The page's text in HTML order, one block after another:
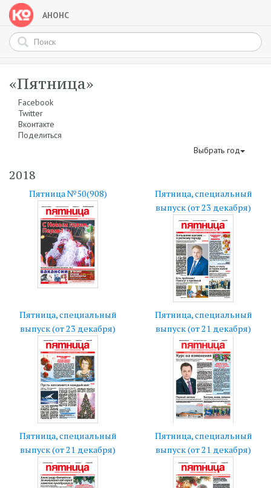
АНОНС
«Пятница»
Facebook
Twitter
Вконтакте
Поделиться
Выбрать год
2018
Пятница №50(908)
Пятница, специальный
выпуск (от 23 декабря)
Пятница, специальный
выпуск (от 23 декабря)
Пятница, специальный
выпуск (от 21 декабря)
Пятница, специальный
выпуск (от 21 декабря)
Пятница, специальный
выпуск (от 21 декабря)